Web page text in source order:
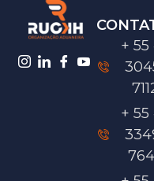
+ 55
+ 55